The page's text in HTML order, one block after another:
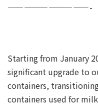
——————————-
Starting from January
significant upgrade to
containers,
containers used for